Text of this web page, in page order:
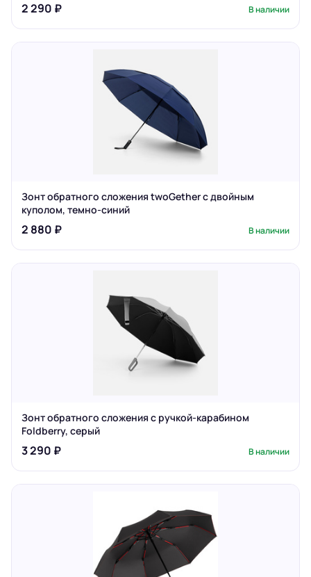
2 290 ₽ В наличии
Зонт обратного сложения twoGether с двойным
куполом, темно-синий
2 880 ₽ В наличии
Зонт обратного сложения с ручкой-карабином
Foldberry, серый
3 290 ₽ В наличии